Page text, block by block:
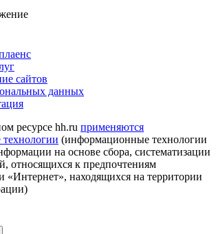
сайтов
данных
ресурсе hh.ru применяются
технологии (информационные технологии
на основе сбора, систематизации
относящихся к предпочтениям
«Интернет», находящихся на территории